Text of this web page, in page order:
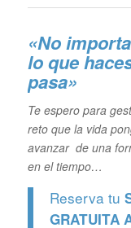
«No
lo que
pasa»
Te espero para
reto que la vida
avanzar de una
en el tiempo…
Reserva tu
GRATUITA